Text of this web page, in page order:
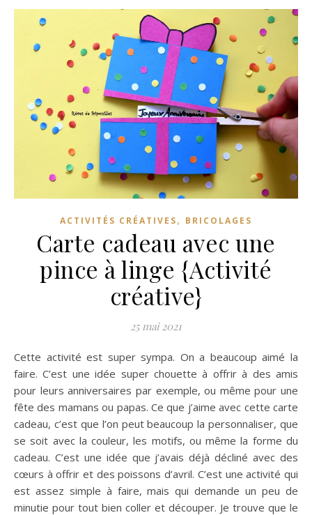
ACTIVITÉS CRÉATIVES, BRICOLAGES
Carte cadeau avec une
pince à linge {Activité
créative}
25 mai 2021
Cette activité est super sympa. On a beaucoup aimé la
faire. C’est une idée super chouette à offrir à des amis
pour leurs anniversaires par exemple, ou même pour une
fête des mamans ou papas. Ce que j’aime avec cette carte
cadeau, c’est que l’on peut beaucoup la personnaliser, que
se soit avec la couleur, les motifs, ou même la forme du
cadeau. C’est une idée que j’avais déjà décliné avec des
cœurs à offrir et des poissons d’avril. C’est une activité qui
est assez simple à faire, mais qui demande un peu de
minutie pour tout bien coller et découper. Je trouve que le